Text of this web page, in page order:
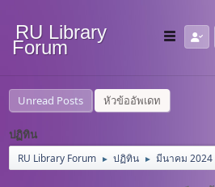
RU Library
Forum
Unread Posts หัวข้ออัพเดท
ปฏิทิน
RU Library Forum ► ปฏิทิน ► มีนาคม 2024